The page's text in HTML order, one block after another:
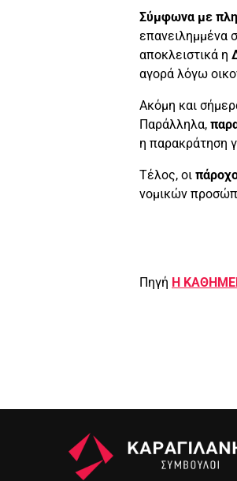
Σύμφωνα με
επανειλημμένα
αποκλειστικά η
αγορά λόγω
Ακόμη και
Παράλληλα,
η παρακράτηση
Τέλος, οι
νομικών
Πηγή Η